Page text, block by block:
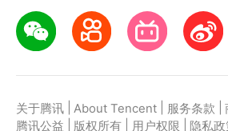
关于腾讯 About Tencent 服务条款
腾讯公益
版权所有 用户权限 隐私